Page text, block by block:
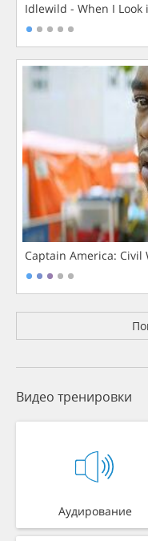
Idlewild - When I Look
Captain America: Civil
Видео тренировки
Аудирование